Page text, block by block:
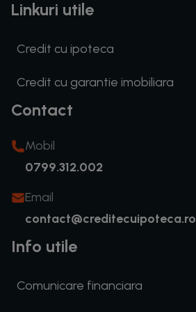
Linkuri utile
Credit cu ipoteca
Credit cu garantie imobiliara
Contact
Mobil
0799.312.002
Email
contact@creditecuipoteca.ro
Info utile
Comunicare financiara